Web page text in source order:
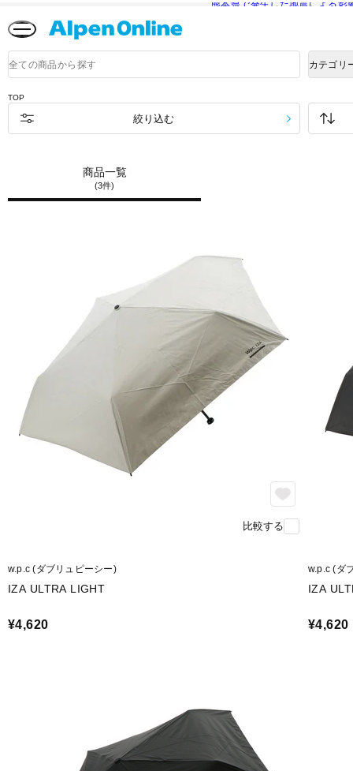
熊本県で発生した地震による影
品
検
カテゴリ
TOP
商品一覧
(3件)
絞り込む
比較する
w.p.c (ダブリュピーシー)
IZA ULTRA LIGHT
¥4,620
w.p.c (ダ
IZA
¥4,620